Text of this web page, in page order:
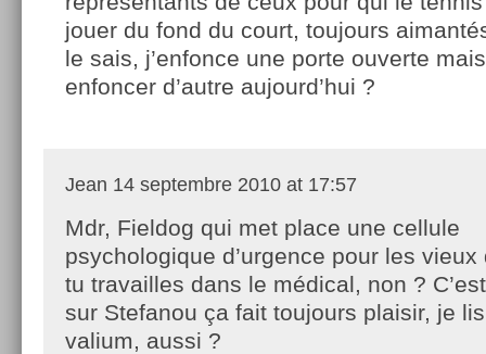
jouer du fond du court, toujours
le sais, j’enfonce une porte ouverte
enfoncer d’autre aujourd’hui ?
Jean 14 septembre 2010 at 17:57
Mdr, Fieldog qui met place une cellule
psychologique d’urgence pour les
tu travailles dans le médical, non ?
sur Stefanou ça fait toujours plaisir, je
valium, aussi ?